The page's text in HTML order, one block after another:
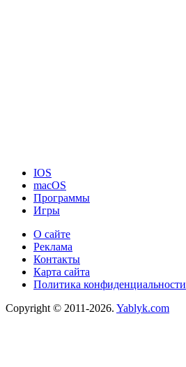
IOS
macOS
Программы
Игры
О сайте
Реклама
Контакты
Карта сайта
Политика конфиденциальности
Copyright © 2011-2026. Yablyk.сom